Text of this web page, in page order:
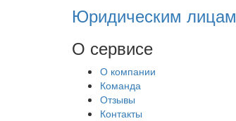
Юридическим лицам
О сервисе
О компании
Команда
Отзывы
Контакты